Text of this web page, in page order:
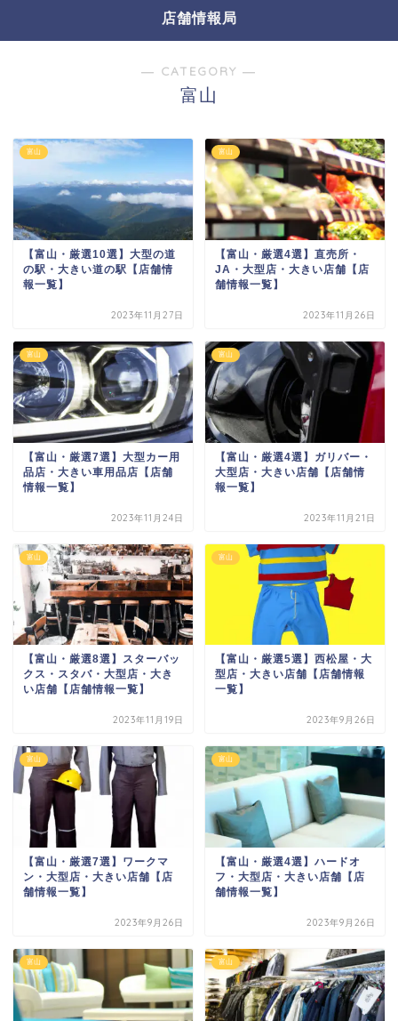
店舗情報局
― CATEGORY ―
富山
富山
【富山・厳選10選】大型の道
の駅・大きい道の駅【店舗情
報一覧】
2023年11月27日
富山
【富山・厳選4選】直売所・
JA・大型店・大きい店舗【店
舗情報一覧】
2023年11月26日
富山
【富山・厳選7選】大型カー用
品店・大きい車用品店【店舗
情報一覧】
2023年11月24日
富山
【富山・厳選4選】ガリバー・
大型店・大きい店舗【店舗情
報一覧】
2023年11月21日
富山
【富山・厳選8選】スターバッ
クス・スタバ・大型店・大き
い店舗【店舗情報一覧】
2023年11月19日
富山
【富山・厳選5選】西松屋・大
型店・大きい店舗【店舗情報
一覧】
2023年9月26日
富山
【富山・厳選7選】ワークマ
ン・大型店・大きい店舗【店
舗情報一覧】
2023年9月26日
富山
【富山・厳選4選】ハードオ
フ・大型店・大きい店舗【店
舗情報一覧】
2023年9月26日
富山 富山